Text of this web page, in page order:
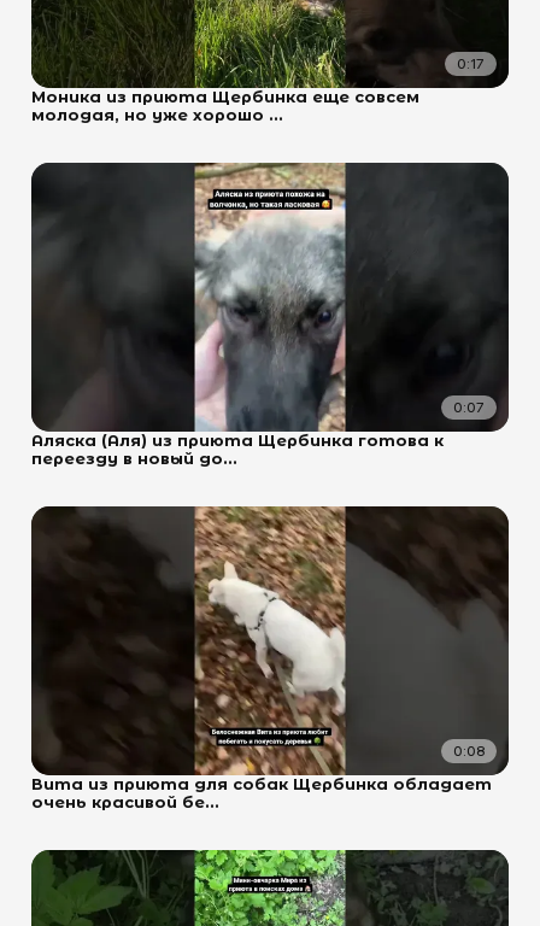
0:17
Моника из приюта Щербинка еще совсем
молодая, но уже хорошо ...
0:07
Аляска (Аля) из приюта Щербинка готова к
переезду в новый до...
0:08
Вита из приюта для собак Щербинка обладает
очень красивой бе...